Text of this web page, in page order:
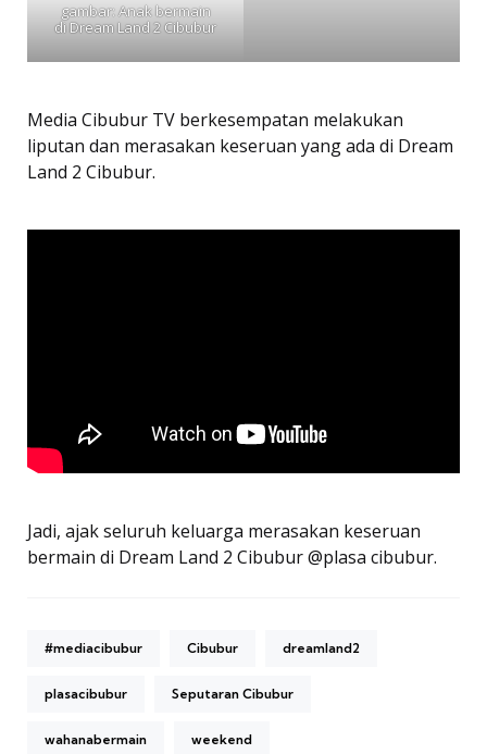
gambar: Anak bermain
di Dream Land 2 Cibubur
Media Cibubur TV berkesempatan melakukan
liputan dan merasakan keseruan yang ada di Dream
Land 2 Cibubur.
Jadi, ajak seluruh keluarga merasakan keseruan
bermain di Dream Land 2 Cibubur @plasa cibubur.
#mediacibubur Cibubur dreamland2
plasacibubur Seputaran Cibubur
wahanabermain weekend